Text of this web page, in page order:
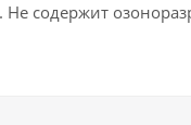
Не содержит